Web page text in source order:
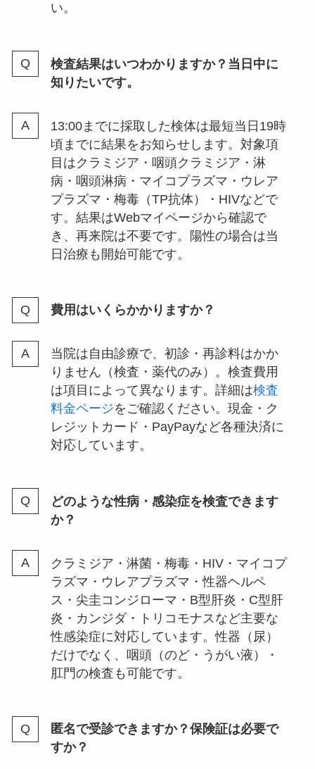
い。
検査結果はいつわかりますか？当日中に
知りたいです。
13:00までに採取した検体は最短当日19時
頃までに結果をお知らせします。対象項
目はクラミジア・咽頭クラミジア・淋
病・咽頭淋病・マイコプラズマ・ウレア
プラズマ・梅毒（TP抗体）・HIVなどで
す。結果はWebマイページから確認で
き、再来院は不要です。陽性の場合は当
日治療も開始可能です。
費用はいくらかかりますか？
当院は自由診療で、初診・再診料はかか
りません（検査・薬代のみ）。検査費用
は項目によって異なります。詳細は検査
料金ページをご確認ください。現金・ク
レジットカード・PayPayなど各種決済に
対応しています。
どのような性病・感染症を検査できます
か？
クラミジア・淋菌・梅毒・HIV・マイコプ
ラズマ・ウレアプラズマ・性器ヘルペ
ス・尖圭コンジローマ・B型肝炎・C型肝
炎・カンジダ・トリコモナスなど主要な
性感染症に対応しています。性器（尿）
だけでなく、咽頭（のど・うがい液）・
肛門の検査も可能です。
匿名で受診できますか？保険証は必要で
すか？